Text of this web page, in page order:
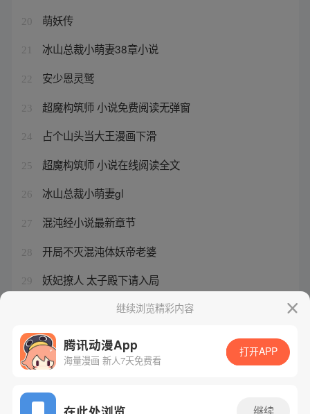
20 萌妖传
21 冰山总裁小萌妻38章小说
22 安少恩灵鹫
23 超魔构筑师 小说免费阅读无弹窗
24 占个山头当大王漫画下滑
25 超魔构筑师 小说在线阅读全文
26 冰山总裁小萌妻gl
27 混沌经小说最新章节
28 开局不灭混沌体妖帝老婆
29 妖妃撩人 太子殿下请入局
重生不当皇后改做太后的小说名字
继续浏览精彩内容
腾讯动漫App
海量漫画 新人7天免费看
打开APP
继续
网站备案/许可证号：粤B2-20090059-5